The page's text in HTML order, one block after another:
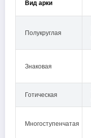
Вид арки
Полукруглая
Знаковая
Готическая
Многоступенчатая